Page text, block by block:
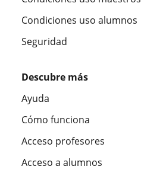
Condiciones uso alumnos
Seguridad
Descubre más
Ayuda
Cómo funciona
Acceso profesores
Acceso a alumnos